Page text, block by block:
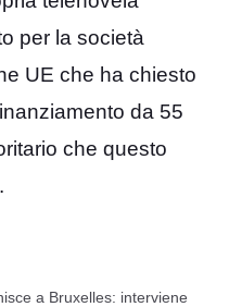
per la società
UE che ha chiesto
da 55
che questo
a Bruxelles: interviene